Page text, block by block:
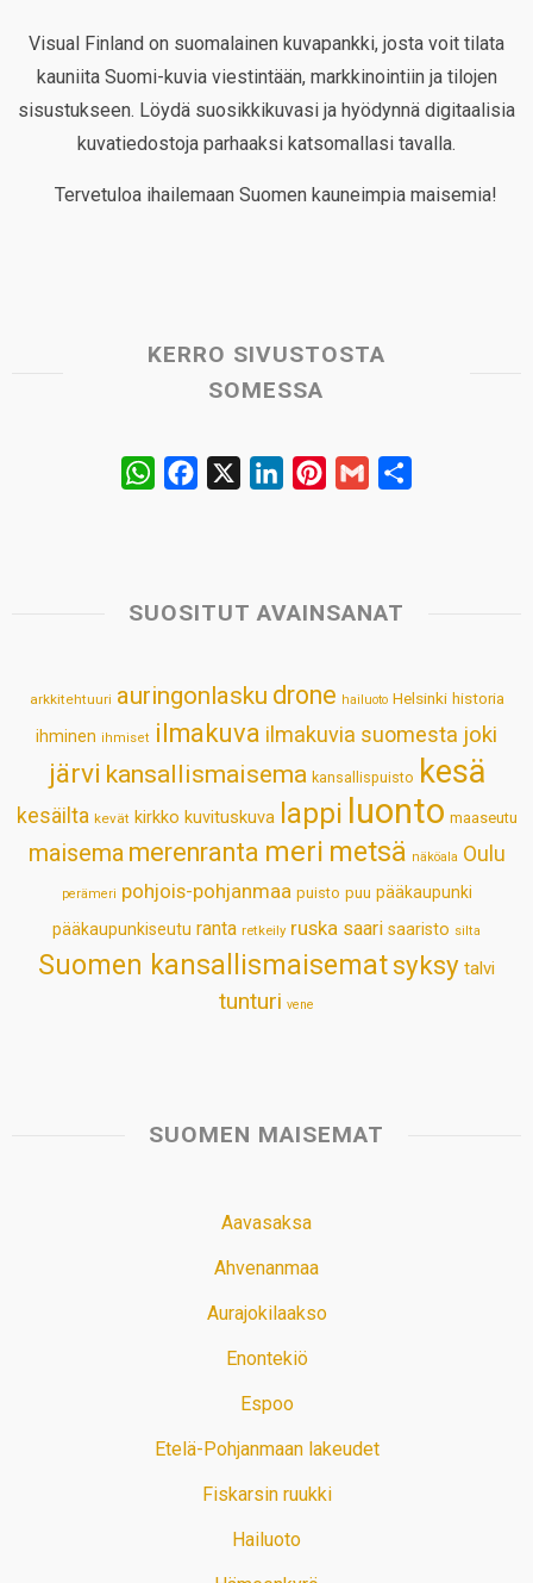
Visual Finland on suomalainen kuvapankki, josta voit tilata
kauniita Suomi-kuvia viestintään, markkinointiin ja tilojen
sisustukseen. Löydä suosikkikuvasi ja hyödynnä digitaalisia
kuvatiedostoja parhaaksi katsomallasi tavalla.
Tervetuloa ihailemaan Suomen kauneimpia maisemia!
KERRO SIVUSTOSTA
SOMESSA
W
s
p
b
k
e
n
e
s
t
l
SUOSITUT AVAINSANAT
arkkitehtuuri auringonlasku drone hailuoto Helsinki historia
ihminen ihmiset ilmakuva ilmakuvia suomesta joki
järvi kansallismaisema kansallispuisto kesä
kesäilta kevät kirkko kuvituskuva lappi luonto maaseutu
maisema merenranta meri metsä näköala Oulu
perämeri pohjois-pohjanmaa puisto puu pääkaupunki
pääkaupunkiseutu ranta retkeily ruska saari saaristo silta
Suomen kansallismaisematsyksy talvi
tunturi vene
SUOMEN MAISEMAT
Aavasaksa
Ahvenanmaa
Aurajokilaakso
Enontekiö
Espoo
Etelä-Pohjanmaan lakeudet
Fiskarsin ruukki
Hailuoto